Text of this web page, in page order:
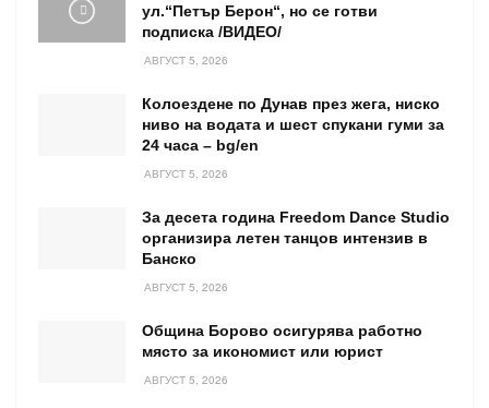
ул.“Петър Берон“, но се готви
подписка /ВИДЕО/
АВГУСТ 5, 2026
Колоездене по Дунав през жега, ниско
ниво на водата и шест спукани гуми за
24 часа – bg/en
АВГУСТ 5, 2026
За десета година Freedom Dance Studio
организира летен танцов интензив в
Банско
АВГУСТ 5, 2026
Община Борово осигурява работно
място за икономист или юрист
АВГУСТ 5, 2026